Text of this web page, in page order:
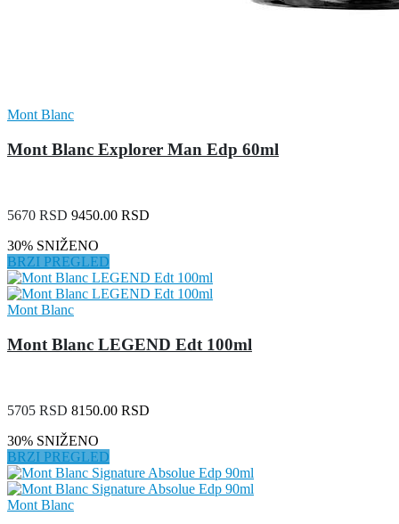
Mont Blanc
Mont Blanc Explorer Man Edp 60ml
5670 RSD 9450.00 RSD
30% SNIŽENO
BRZI PREGLED
Mont Blanc
Mont Blanc LEGEND Edt 100ml
5705 RSD 8150.00 RSD
30% SNIŽENO
BRZI PREGLED
Mont Blanc